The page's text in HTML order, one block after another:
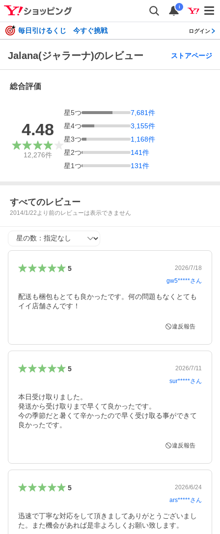
i
毎日引けるくじ 今すぐ挑戦 ログイン
Jalana(ジャラーナ)のレビュー ストアページ
総合評価
4.48
12,276件
星5つ 7,681件
星4つ 3,155件
星3つ 1,168件
星2つ 141件
星1つ 131件
すべてのレビュー
2014/1/22より前のレビューは表示できません
星の数
5
2026/7/18
gw5*****さん
配送も梱包もとても良かったです。何の問題もなくとても
イイ店舗さんです！
違反報告
5
2026/7/11
sur*****さん
本日受け取りました。
発送から受け取りまで早くて良かったです。
今の季節だと暑くて辛かったので早く受け取る事ができて
良かったです。
違反報告
5
2026/6/24
ars*****さん
迅速で丁寧な対応をして頂きましてありがとうございまし
た。また機会があれば是非よろしくお願い致します。